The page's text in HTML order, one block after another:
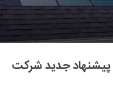
جدید شرکت